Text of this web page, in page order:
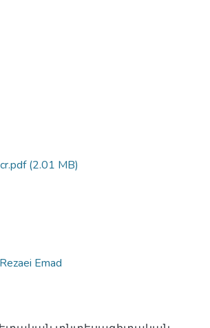
(2.01 MB)
Emad